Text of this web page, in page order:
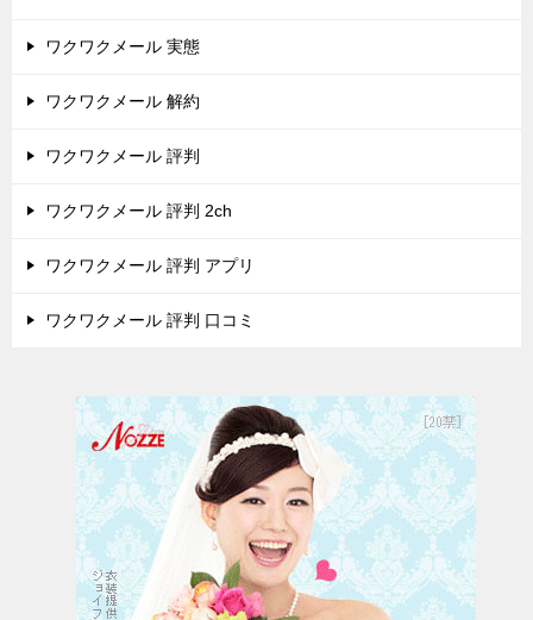
ワクワクメール 実態
ワクワクメール 解約
ワクワクメール 評判
ワクワクメール 評判 2ch
ワクワクメール 評判 アプリ
ワクワクメール 評判 口コミ